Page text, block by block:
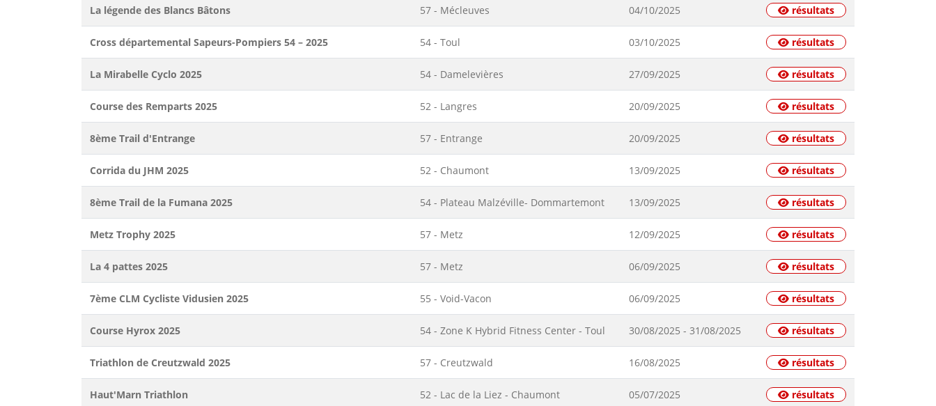
La légende des Blancs Bâtons 57 - Mécleuves 04/10/2025 résultats
Cross départemental Sapeurs-Pompiers 54 – 2025 54 - Toul 03/10/2025 résultats
La Mirabelle Cyclo 2025 54 - Damelevières 27/09/2025 résultats
Course des Remparts 2025 52 - Langres 20/09/2025 résultats
8ème Trail d'Entrange 57 - Entrange 20/09/2025 résultats
Corrida du JHM 2025 52 - Chaumont 13/09/2025 résultats
8ème Trail de la Fumana 2025 54 - Plateau Malzéville- Dommartemont 13/09/2025 résultats
Metz Trophy 2025 57 - Metz 12/09/2025 résultats
La 4 pattes 2025 57 - Metz 06/09/2025 résultats
7ème CLM Cycliste Vidusien 2025 55 - Void-Vacon 06/09/2025 résultats
Course Hyrox 2025 54 - Zone K Hybrid Fitness Center - Toul 30/08/2025 - 31/08/2025 résultats
Triathlon de Creutzwald 2025 57 - Creutzwald 16/08/2025 résultats
Haut'Marn Triathlon 52 - Lac de la Liez - Chaumont 05/07/2025 résultats